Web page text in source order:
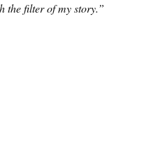
the filter of my story.”